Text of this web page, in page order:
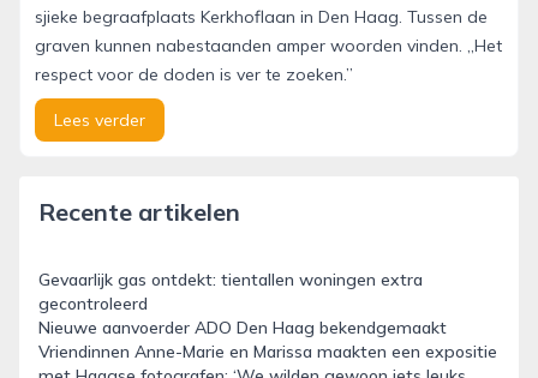
sjieke begraafplaats Kerkhoflaan in Den Haag. Tussen de
graven kunnen nabestaanden amper woorden vinden. „Het
respect voor de doden is ver te zoeken.”
Lees verder
Recente artikelen
Gevaarlijk gas ontdekt: tientallen woningen extra
gecontroleerd
Nieuwe aanvoerder ADO Den Haag bekendgemaakt
Vriendinnen Anne-Marie en Marissa maakten een expositie